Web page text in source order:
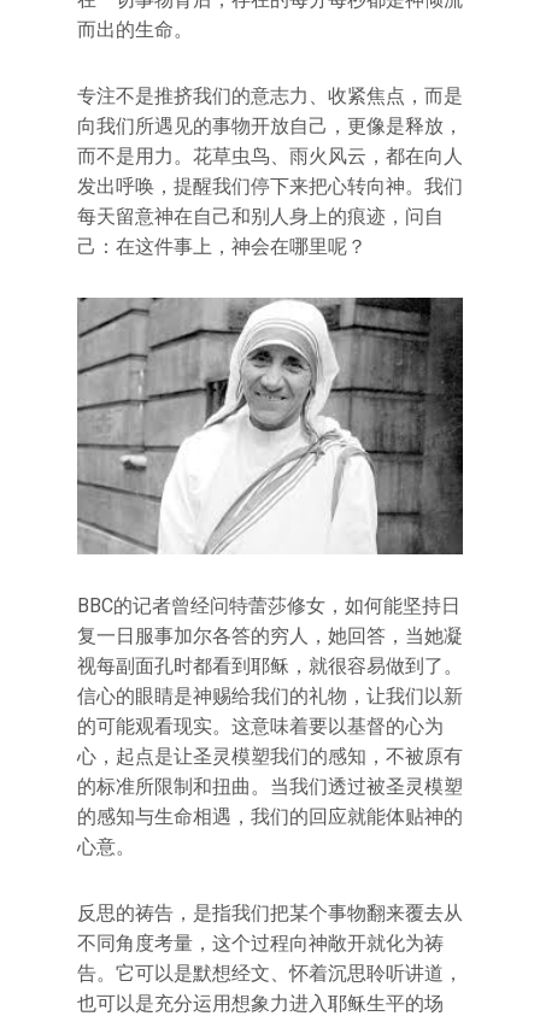
而出的生命。
专注不是推挤我们的意志力、收紧焦点，而是
向我们所遇见的事物开放自己，更像是释放，
而不是用力。花草虫鸟、雨火风云，都在向人
发出呼唤，提醒我们停下来把心转向神。我们
每天留意神在自己和别人身上的痕迹，问自
己：在这件事上，神会在哪里呢？
BBC的记者曾经问特蕾莎修女，如何能坚持日
复一日服事加尔各答的穷人，她回答，当她凝
视每副面孔时都看到耶稣，就很容易做到了。
信心的眼睛是神赐给我们的礼物，让我们以新
的可能观看现实。这意味着要以基督的心为
心，起点是让圣灵模塑我们的感知，不被原有
的标准所限制和扭曲。当我们透过被圣灵模塑
的感知与生命相遇，我们的回应就能体贴神的
心意。
反思的祷告，是指我们把某个事物翻来覆去从
不同角度考量，这个过程向神敞开就化为祷
告。它可以是默想经文、怀着沉思聆听讲道，
也可以是充分运用想象力进入耶稣生平的场